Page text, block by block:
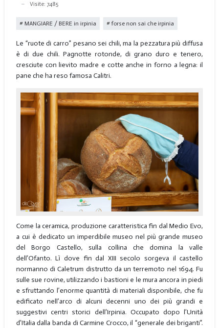
Visite: 7485
MANGIARE / BERE in irpinia forse non sai che irpinia
Le “ruote di carro” pesano sei chili, ma la pezzatura più diffusa
è di due chili. Pagnotte rotonde, di grano duro e tenero,
cresciute con lievito madre e cotte anche in forno a legna: il
pane che ha reso famosa Calitri.
Come la ceramica, produzione caratteristica fin dal Medio Evo,
a cui è dedicato un imperdibile museo nel più grande museo
del Borgo Castello, sulla collina che domina la valle
dell’Ofanto. Lì dove fin dal XIII secolo sorgeva il castello
normanno di Caletrum distrutto da un terremoto nel 1694. Fu
sulle sue rovine, utilizzando i bastioni e le mura ancora in piedi
e sfruttando l’enorme quantità di materiali disponibile, che fu
edificato nell’arco di alcuni decenni uno dei più grandi e
suggestivi centri storici dell’Irpinia. Occupato dopo l’Unità
d’Italia dalla banda di Carmine Crocco, il “generale dei briganti”.